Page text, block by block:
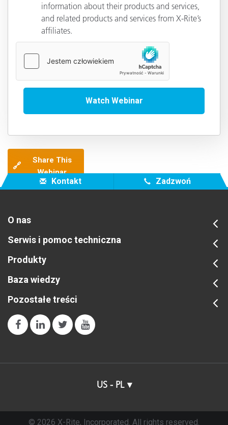
information about their products and services,
and related products and services from X-Rite’s
affiliates.
🔗
Share This
Webinar
Kontakt Zadzwoń
O nas
Serwis i pomoc techniczna
Produkty
Baza wiedzy
Pozostałe treści
US - PL
© 2026 X-Rite, Incorporated. All rights reserved.